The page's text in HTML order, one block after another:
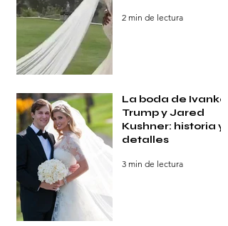
2 min de lectura
La boda de Ivanka
Trump y Jared
Kushner: historia y
detalles
3 min de lectura